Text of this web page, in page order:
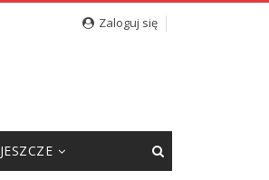
Zaloguj się
JESZCZE